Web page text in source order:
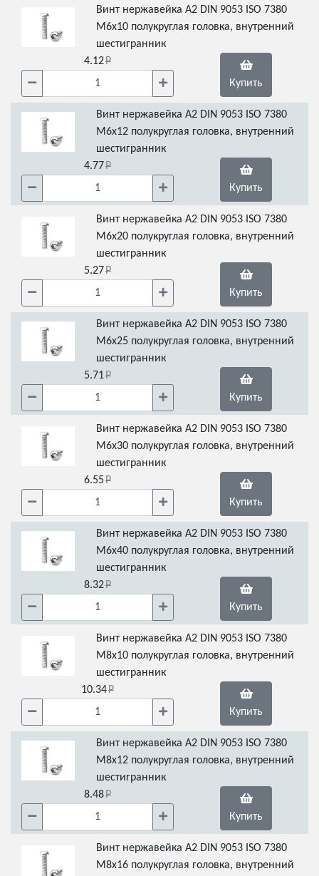
Винт нержавейка А2 DIN 9053 ISO 7380
М6х10 полукруглая головка, внутренний
шестигранник
4.12
Купить
Винт нержавейка А2 DIN 9053 ISO 7380
М6х12 полукруглая головка, внутренний
шестигранник
4.77
Купить
Винт нержавейка А2 DIN 9053 ISO 7380
М6х20 полукруглая головка, внутренний
шестигранник
5.27
Купить
Винт нержавейка А2 DIN 9053 ISO 7380
М6х25 полукруглая головка, внутренний
шестигранник
5.71
Купить
Винт нержавейка А2 DIN 9053 ISO 7380
М6х30 полукруглая головка, внутренний
шестигранник
6.55
Купить
Винт нержавейка А2 DIN 9053 ISO 7380
М6х40 полукруглая головка, внутренний
шестигранник
8.32
Купить
Винт нержавейка А2 DIN 9053 ISO 7380
М8х10 полукруглая головка, внутренний
шестигранник
10.34
Купить
Винт нержавейка А2 DIN 9053 ISO 7380
М8х12 полукруглая головка, внутренний
шестигранник
8.48
Купить
Винт нержавейка А2 DIN 9053 ISO 7380
М8х16 полукруглая головка, внутренний